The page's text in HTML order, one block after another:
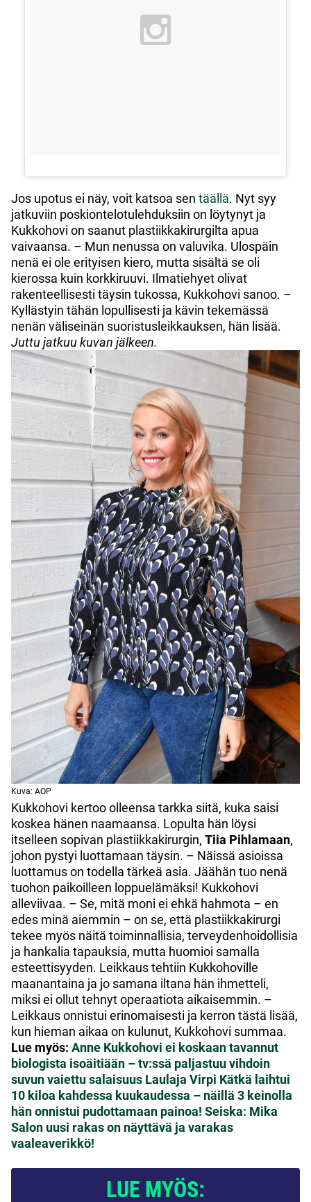
Jos upotus ei näy, voit katsoa sen täällä. Nyt syy
jatkuviin poskiontelotulehduksiin on löytynyt ja
Kukkohovi on saanut plastiikkakirurgilta apua
vaivaansa. – Mun nenussa on valuvika. Ulospäin
nenä ei ole erityisen kiero, mutta sisältä se oli
kierossa kuin korkkiruuvi. Ilmatiehyet olivat
rakenteellisesti täysin tukossa, Kukkohovi sanoo. –
Kyllästyin tähän lopullisesti ja kävin tekemässä
nenän väliseinän suoristusleikkauksen, hän lisää.
Juttu jatkuu kuvan jälkeen.
Kuva: AOP
Kukkohovi kertoo olleensa tarkka siitä, kuka saisi
koskea hänen naamaansa. Lopulta hän löysi
itselleen sopivan plastiikkakirurgin, Tiia Pihlamaan,
johon pystyi luottamaan täysin. – Näissä asioissa
luottamus on todella tärkeä asia. Jäähän tuo nenä
tuohon paikoilleen loppuelämäksi! Kukkohovi
alleviivaa. – Se, mitä moni ei ehkä hahmota – en
edes minä aiemmin – on se, että plastiikkakirurgi
tekee myös näitä toiminnallisia, terveydenhoidollisia
ja hankalia tapauksia, mutta huomioi samalla
esteettisyyden. Leikkaus tehtiin Kukkohoville
maanantaina ja jo samana iltana hän ihmetteli,
miksi ei ollut tehnyt operaatiota aikaisemmin. –
Leikkaus onnistui erinomaisesti ja kerron tästä lisää,
kun hieman aikaa on kulunut, Kukkohovi summaa.
Lue myös: Anne Kukkohovi ei koskaan tavannut
biologista isoäitiään – tv:ssä paljastuu vihdoin
suvun vaiettu salaisuus Laulaja Virpi Kätkä laihtui
10 kiloa kahdessa kuukaudessa – näillä 3 keinolla
hän onnistui pudottamaan painoa! Seiska: Mika
Salon uusi rakas on näyttävä ja varakas
vaaleaverikkö!
LUE MYÖS: